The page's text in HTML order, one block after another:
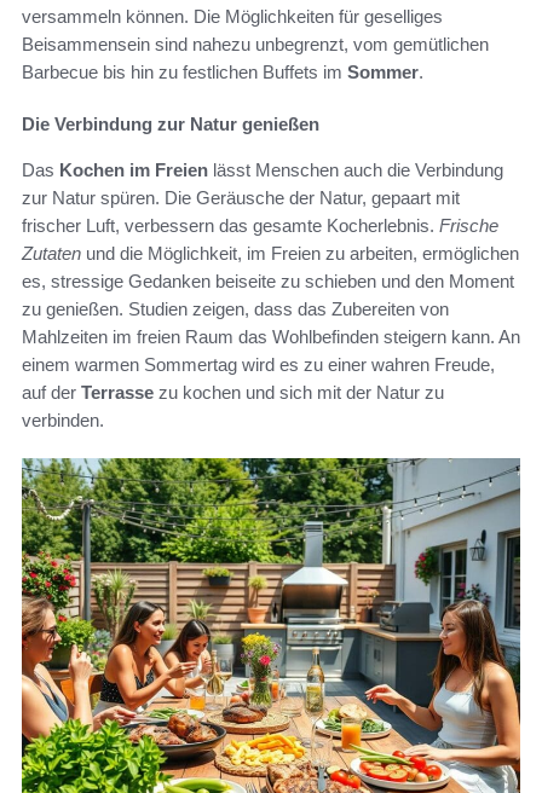
versammeln können. Die Möglichkeiten für geselliges
Beisammensein sind nahezu unbegrenzt, vom gemütlichen
Barbecue bis hin zu festlichen Buffets im Sommer.
Die Verbindung zur Natur genießen
Das Kochen im Freien lässt Menschen auch die Verbindung
zur Natur spüren. Die Geräusche der Natur, gepaart mit
frischer Luft, verbessern das gesamte Kocherlebnis. Frische
Zutaten und die Möglichkeit, im Freien zu arbeiten, ermöglichen
es, stressige Gedanken beiseite zu schieben und den Moment
zu genießen. Studien zeigen, dass das Zubereiten von
Mahlzeiten im freien Raum das Wohlbefinden steigern kann. An
einem warmen Sommertag wird es zu einer wahren Freude,
auf der Terrasse zu kochen und sich mit der Natur zu
verbinden.